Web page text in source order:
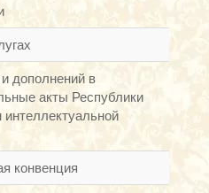
дополнений в
акты Республики
интеллектуальной
конвенция